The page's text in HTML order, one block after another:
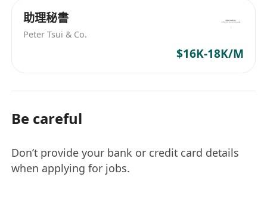
助理秘書
Peter Tsui & Co.
$16K-18K/M
Be careful
Don’t provide your bank or credit card details
when applying for jobs.